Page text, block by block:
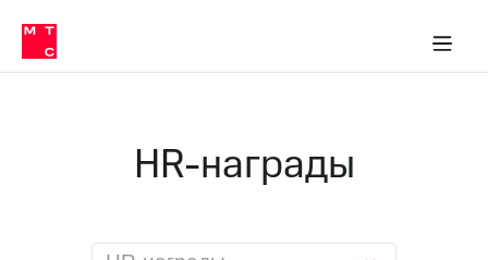
Медиа-центр
и акционерам
Устойчивое развитие
Комплаенс и деловая этика
компании
Карьера
в МТС
МТС
HR-награды